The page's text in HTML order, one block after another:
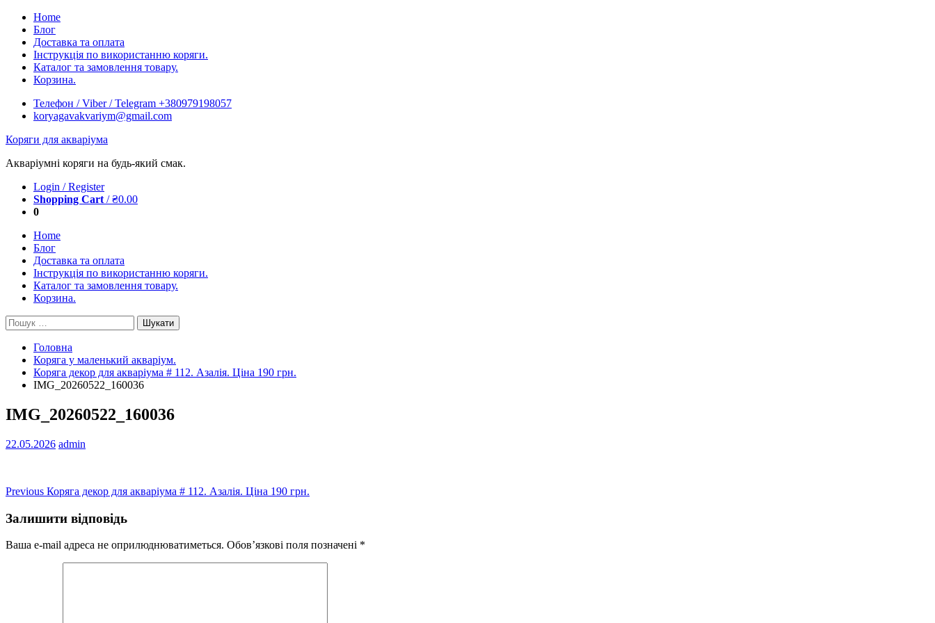
Skip
content
Home
Блог
Доставка та оплата
Інструкція по використанню коряги.
Каталог та замовлення товару.
Корзина.
Телефон / Viber / Telegram +380979198057
koryagavakvariym@gmail.com
Коряги для акваріума
Акваріумні коряги на будь-який смак.
Login / Register
Shopping Cart /₴0.00
0
Home
Блог
Доставка та оплата
Інструкція по використанню коряги.
Каталог та замовлення товару.
Корзина.
Пошук:
Головна
Коряга у маленький акваріум.
Коряга декор для акваріума # 112. Азалія. Ціна 190 грн.
IMG_20260522_160036
IMG_20260522_160036
22.05.2026 admin
Навігація
записів
Previous Previous
Коряга декор для акваріума # 112. Азалія. Ціна 190 грн.
Залишити відповідь
Ваша e-mail адреса не оприлюднюватиметься. Обов’язкові поля позначені *